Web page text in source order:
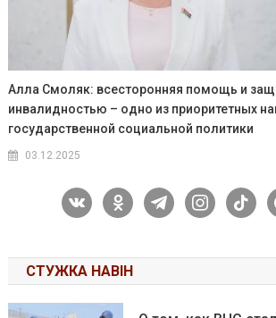
Алла Смоляк: всесторонняя помощь и
инвалидностью – одно из приоритетных
государственной социальной политики
03.12.2025
vkontakteodnoklassniki
telegraminstagram
tiktok
СТУЖКА НАВІН